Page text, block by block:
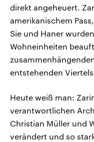
direkt angeheuert.
amerikanischem
Sie und Haner
Wohneinheiten
entstehenden
Heute weiß man:
verantwortlichen
Christian Müller und
verändert und so